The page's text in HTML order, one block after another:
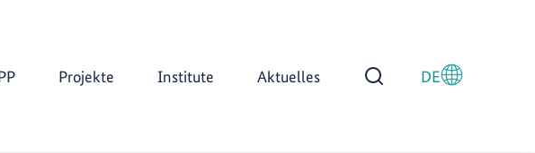
Projekte Institute Aktuelles
Suche öffnen
DE